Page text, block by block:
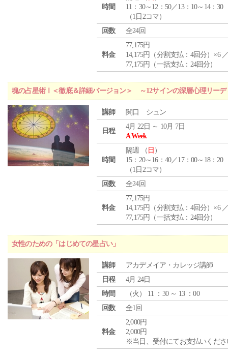
時間
11：30～12：50／13：10～14：30
（1日2コマ）
回数
全24回
料金
77,175円
14,175円（分割支払：4回分）×6
77,175円（一括支払：24回分）
魂の占星術Ⅰ＜徹底＆詳細バージョン＞ ～12サインの深層心理リーデ
講師 関口 シュン
日程
4月 22日 ～ 10月 7日
A Week
時間
隔週 （ 日 ）
15：20～16：40／17：00～18：20
（1日2コマ）
回数
全24回
料金
77,175円
14,175円（分割支払：4回分）×6
77,175円（一括支払：24回分）
女性のための「はじめての星占い」
講師
アカデメイア・カレッジ講師
日程
4月 24日
時間
（火 ） 11 ：30 ～ 13 ：00
回数
全1回
料金
2,000円
2,000円
※当日、受付にてお支払いくださ